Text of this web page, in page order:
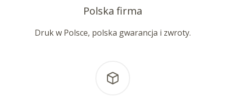
Polska firma
Druk w Polsce, polska gwarancja i zwroty.